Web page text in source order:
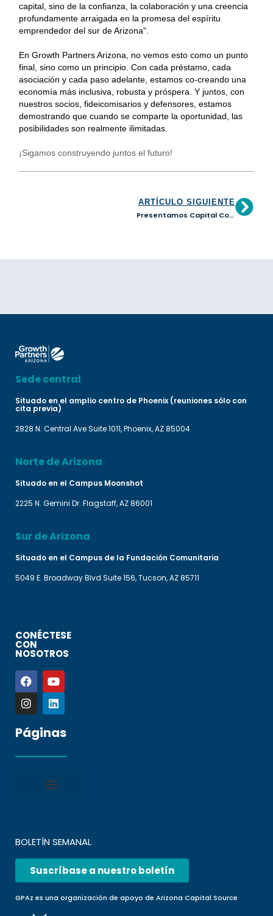
capital, sino de la confianza, la colaboración y una creencia
profundamente arraigada en la promesa del espíritu
emprendedor del sur de Arizona".
En Growth Partners Arizona, no vemos esto como un punto
final, sino como un principio. Con cada préstamo, cada
asociación y cada paso adelante, estamos co-creando una
economía más inclusiva, robusta y próspera. Y juntos, con
nuestros socios, fideicomisarios y defensores, estamos
demostrando que cuando se comparte la oportunidad, las
posibilidades son realmente ilimitadas.
¡Sigamos construyendo juntos el futuro!
ARTÍCULO SIGUIENTE
Presentamos Capital Compass
Sede central
Situado en el amplio centro de Phoenix (reuniones sólo con
cita previa)
2828 N. Central Ave Suite 1011, Phoenix, AZ 85004
Norte de Arizona
Situado en el Campus Moonshot
2225 N. Gemini Dr. Flagstaff, AZ 86001
Sur de Arizona
Situado en el Campus de la Fundación Comunitaria
5049 E. Broadway Blvd Suite 156, Tucson, AZ 85711
CONÉCTESE
CON
NOSOTROS
Páginas
BOLETÍN SEMANAL
Suscríbase a nuestro boletín
GPAz es una organización de apoyo de Arizona Capital Source